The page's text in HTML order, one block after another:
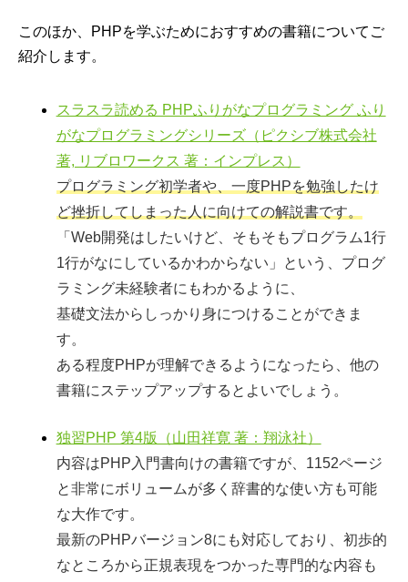
このほか、PHPを学ぶためにおすすめの書籍についてご
紹介します。
スラスラ読める PHPふりがなプログラミング ふり
がなプログラミングシリーズ（ピクシブ株式会社
著, リブロワークス 著：インプレス）
プログラミング初学者や、一度PHPを勉強したけ
ど挫折してしまった人に向けての解説書です。
「Web開発はしたいけど、そもそもプログラム1行
1行がなにしているかわからない」という、プログ
ラミング未経験者にもわかるように、
基礎文法からしっかり身につけることができま
す。
ある程度PHPが理解できるようになったら、他の
書籍にステップアップするとよいでしょう。
独習PHP 第4版（山田祥寛 著：翔泳社）
内容はPHP入門書向けの書籍ですが、1152ページ
と非常にボリュームが多く辞書的な使い方も可能
な大作です。
最新のPHPバージョン8にも対応しており、初歩的
なところから正規表現をつかった専門的な内容も